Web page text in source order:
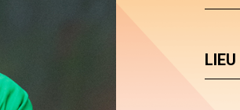
LIEU